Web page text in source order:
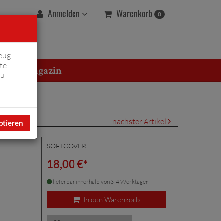
Anmelden Warenkorb 0
Magazin
nächster Artikel
SOFTCOVER
18,00 €*
lieferbar innerhalb von 3-4 Werktagen
In den Warenkorb